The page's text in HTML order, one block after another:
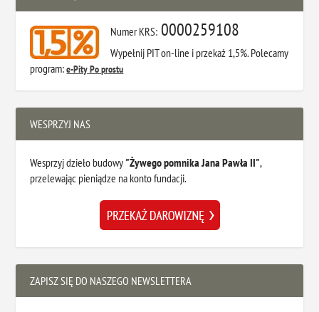
Numer KRS: 0000259108
Wypełnij PIT on-line i przekaż 1,5%. Polecamy
program:e-Pity Po prostu
WESPRZYJ NAS
Wesprzyj dzieło budowy "Żywego pomnika Jana Pawła II",
przelewając pieniądze na konto fundacji.
ZAPISZ SIĘ DO NASZEGO NEWSLETTERA